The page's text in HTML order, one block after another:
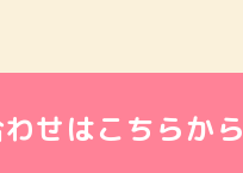
せはこちらから